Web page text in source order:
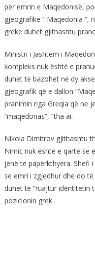
për emrin e Maqedonisë,
gjeografike ” Maqedonia “,
greke duhet gjithashtu
Ministri i Jashtëm i
kompleks nuk është e
duhet të bazohet në dy
gjeografik që e dallon
pranimin nga Greqia që ne
“maqedonas”, “tha ai.
Nikola Dimitrov gjithashtu
Nimic nuk është e qartë se
jenë të papërkthyera. Shefi
se emri i zgjedhur dhe do
duhet të “ruajtur identitetin
pozicionin grek .